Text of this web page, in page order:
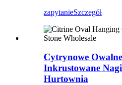
zapytanieSzczegół
Cytrynowe
Inkrustowane
Hurtownia